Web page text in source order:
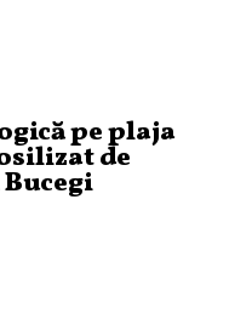
pe plaja
de